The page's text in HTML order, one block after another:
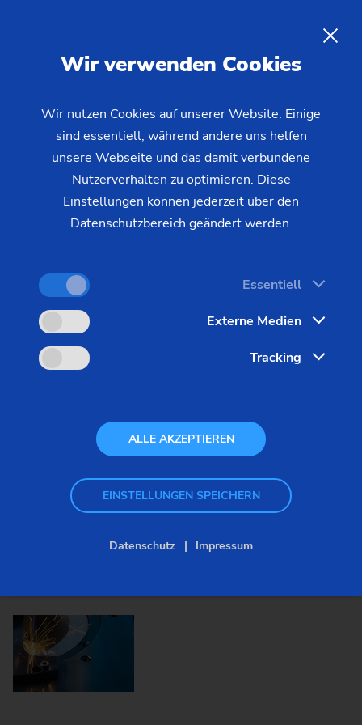
Festkörperlaser vs. Gaslaser –
moderne
für Powertrain-Komponenten
Schaute man vor einigen Jahren in die Werkshallen
der großen Hersteller, so wurde die
Lasertechnik dominiert. Riesige Anlagen, die in
eigenen Räumen, abgetrennt von der eigentlichen
Produktion in der Werkhalle, aufgebaut waren,
lieferten die Energie für die damals noch junge
Laserschweißtechnologie. Seither ist die
Anlagen setzen zunehmend auf Festkörperlaser,
die viele entscheidende Vorteile bringen.
Wir verwenden Cookies
Wir nutzen Cookies auf unserer Website. Einige
sind essentiell, während andere uns helfen
unsere Webseite und das damit verbundene
Nutzerverhalten zu optimieren. Diese
Einstellungen können jederzeit über den
Datenschutzbereich geändert werden.
Essentiell
Externe Medien
Tracking
ALLE AKZEPTIEREN
EINSTELLUNGEN SPEICHERN
Datenschutz Impressum